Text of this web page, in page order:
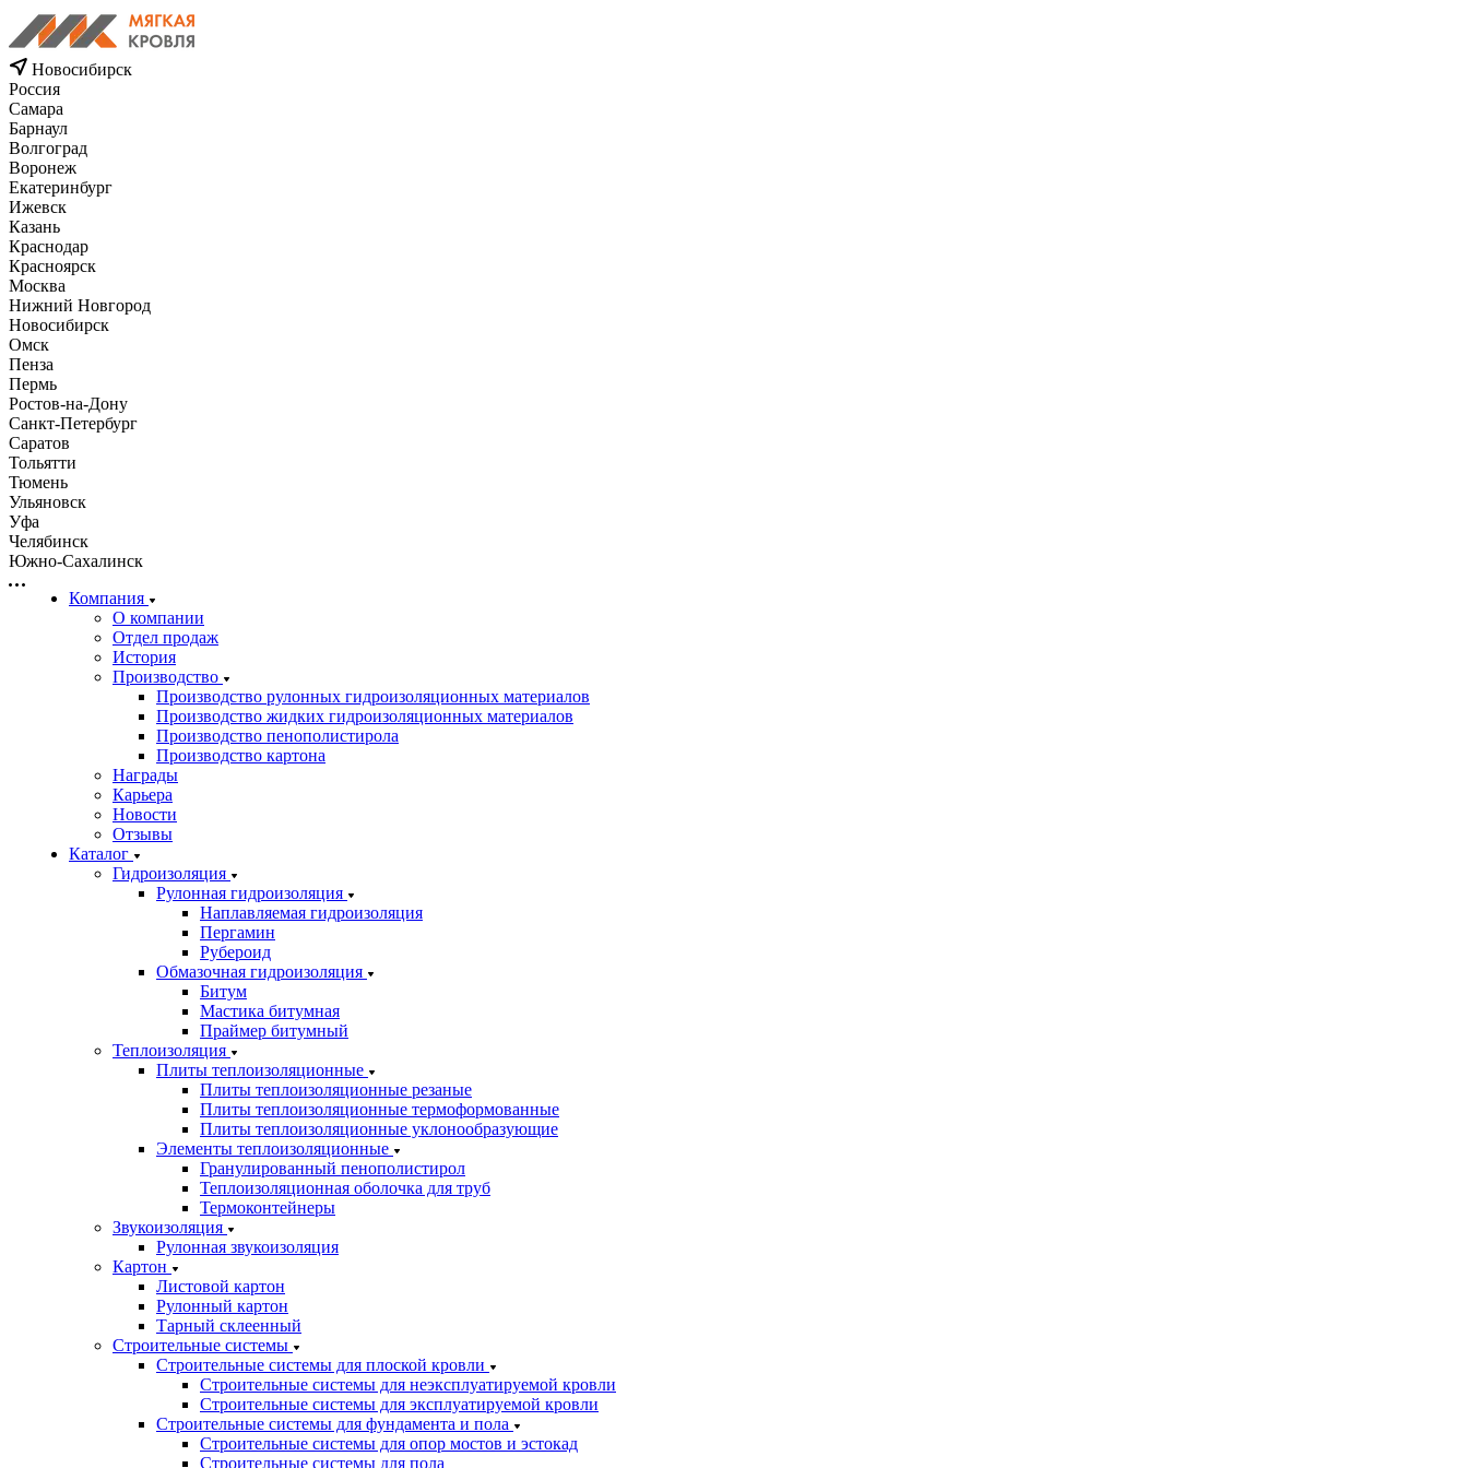
Новосибирск
Россия
Самара
Барнаул
Волгоград
Воронеж
Екатеринбург
Ижевск
Казань
Краснодар
Красноярск
Москва
Нижний Новгород
Новосибирск
Омск
Пенза
Пермь
Ростов-на-Дону
Санкт-Петербург
Саратов
Тольятти
Тюмень
Ульяновск
Уфа
Челябинск
Южно-Сахалинск
Компания
О компании
Отдел продаж
История
Производство
Производство рулонных гидроизоляционных материалов
Производство жидких гидроизоляционных материалов
Производство пенополистирола
Производство картона
Награды
Карьера
Новости
Отзывы
Каталог
Гидроизоляция
Рулонная гидроизоляция
Наплавляемая гидроизоляция
Пергамин
Рубероид
Обмазочная гидроизоляция
Битум
Мастика битумная
Праймер битумный
Теплоизоляция
Плиты теплоизоляционные
Плиты теплоизоляционные резаные
Плиты теплоизоляционные термоформованные
Плиты теплоизоляционные уклонообразующие
Элементы теплоизоляционные
Гранулированный пенополистирол
Теплоизоляционная оболочка для труб
Термоконтейнеры
Звукоизоляция
Рулонная звукоизоляция
Картон
Листовой картон
Рулонный картон
Тарный склеенный
Строительные системы
Строительные системы для плоской кровли
Строительные системы для неэксплуатируемой кровли
Строительные системы для эксплуатируемой кровли
Строительные системы для фундамента и пола
Строительные системы для опор мостов и эстокад
Строительные системы для пола